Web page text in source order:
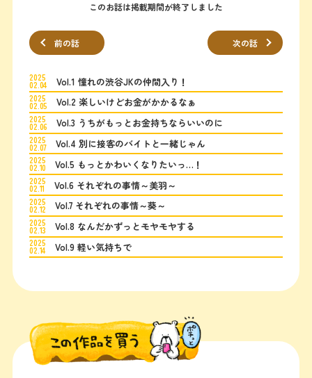
このお話は掲載期間が終了しました
前の話 次の話
2025
02.04 Vol.1 憧れの渋谷JKの仲間入り！
2025
02.05 Vol.2 楽しいけどお金がかかるなぁ
2025
02.06 Vol.3 うちがもっとお金持ちならいいのに
2025
02.07 Vol.4 別に接客のバイトと一緒じゃん
2025
02.10 Vol.5 もっとかわいくなりたいっ…！
2025
02.11 Vol.6 それぞれの事情～美羽～
2025
02.12 Vol.7 それぞれの事情～葵～
2025
02.13 Vol.8 なんだかずっとモヤモヤする
2025
02.14 Vol.9 軽い気持ちで